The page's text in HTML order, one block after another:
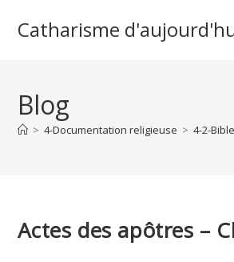
Catharisme
Blog
> 4-Documentation religieuse > 4-2-Bible
Actes des apôtres –